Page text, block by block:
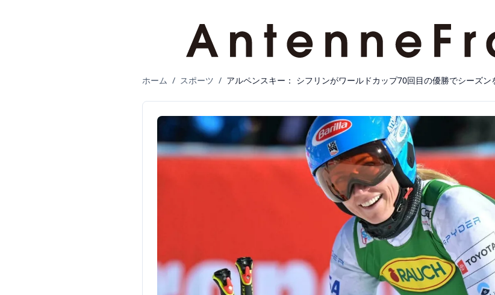
ホーム / スポーツ / アルペンスキー： シフリンがワールドカップ70回目の優勝でシーズン